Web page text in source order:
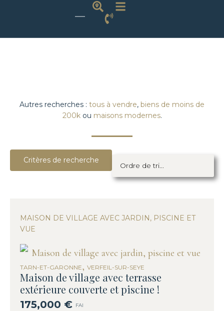
Autres recherches : tous à vendre, biens de moins de
200kou maisons modernes.
Critères de recherche
MAISON DE VILLAGE AVEC JARDIN, PISCINE ET
VUE
TARN-ET-GARONNE, VERFEIL-SUR-SEYE
Maison de village avec terrasse
extérieure couverte et piscine !
175,000 € FAI